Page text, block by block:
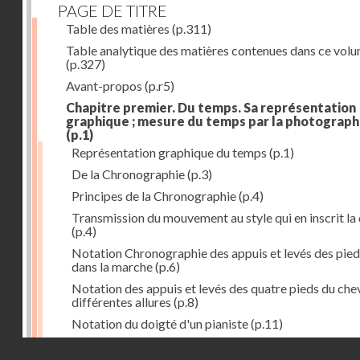
PAGE DE TITRE
Table des matières (p.311)
Table analytique des matières contenues dans ce
(p.327)
Avant-propos (p.r5)
Chapitre premier. Du temps. Sa représentation
graphique ; mesure du temps par la
(p.1)
Représentation graphique du temps (p.1)
De la Chronographie(p.3)
Principes de la Chronographie(p.4)
Transmission du mouvement au style qui en inscrit la
(p.4)
Notation Chronographie des appuis et levés des
dans la marche(p.6)
Notation des appuis et levés des quatre pieds du
différentes allures (p.8)
Notation du doigté d'un pianiste(p.11)